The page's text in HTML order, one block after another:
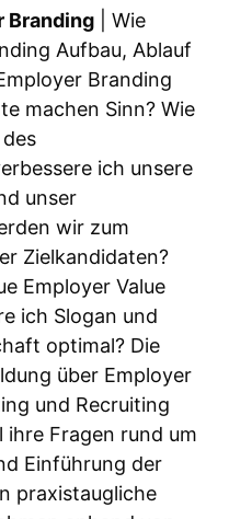
Branding | Wie
Aufbau, Ablauf
Branding
machen Sinn? Wie
ich unsere
unser
wir zum
Zielkandidaten?
Employer Value
ich Slogan und
optimal? Die
über Employer
und Recruiting
Fragen rund um
Einführung der
praxistaugliche